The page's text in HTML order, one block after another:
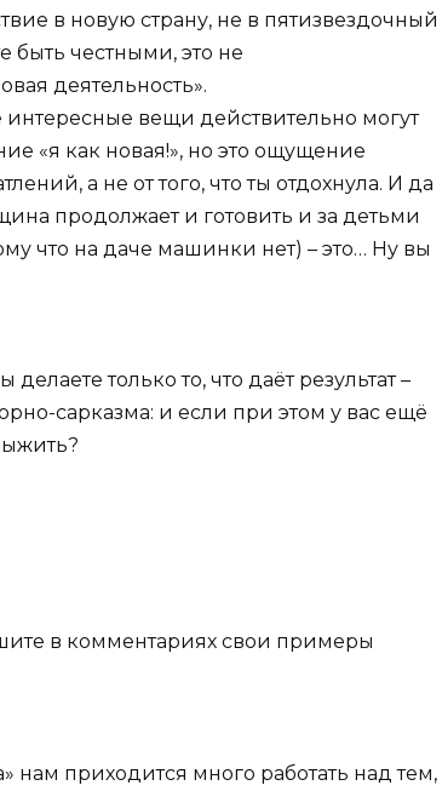
в новую страну, не в пятизвездочный
быть честными, это не
деятельность».
вещи действительно могут
«я как новая!», но это ощущение
а не от того, что ты отдохнула. И да
продолжает и готовить и за детьми
что на даче машинки нет) – это… Ну вы
только то, что даёт результат –
сарказма: и если при этом у вас ещё
в комментариях свои примеры
нам приходится много работать над тем,